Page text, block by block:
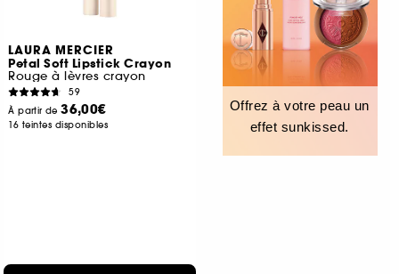
LAURA MERCIER
Petal Soft Lipstick Crayon
Rouge à lèvres crayon
59
À partir de36,00€
16 teintes disponibles
Offrez à votre peau un
effet sunkissed.